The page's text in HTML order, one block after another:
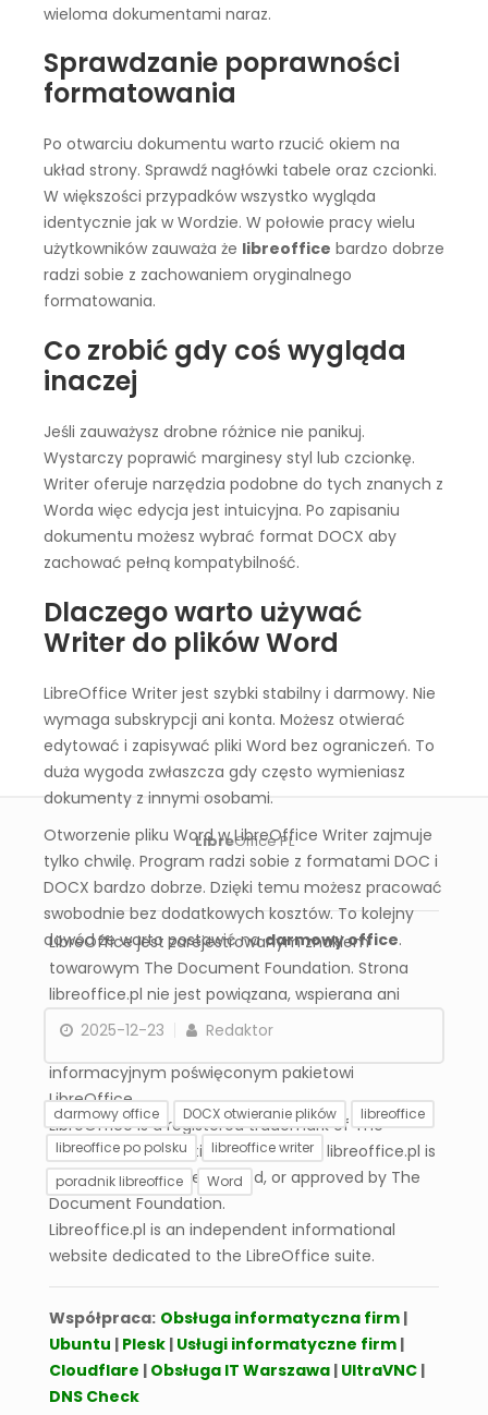
wieloma dokumentami naraz.
Sprawdzanie poprawności
formatowania
Po otwarciu dokumentu warto rzucić okiem na
układ strony. Sprawdź nagłówki tabele oraz czcionki.
W większości przypadków wszystko wygląda
identycznie jak w Wordzie. W połowie pracy wielu
użytkowników zauważa że libreoffice bardzo dobrze
radzi sobie z zachowaniem oryginalnego
formatowania.
Co zrobić gdy coś wygląda
inaczej
Jeśli zauważysz drobne różnice nie panikuj.
Wystarczy poprawić marginesy styl lub czcionkę.
Writer oferuje narzędzia podobne do tych znanych z
Worda więc edycja jest intuicyjna. Po zapisaniu
dokumentu możesz wybrać format DOCX aby
zachować pełną kompatybilność.
Dlaczego warto używać
Writer do plików Word
LibreOffice Writer jest szybki stabilny i darmowy. Nie
wymaga subskrypcji ani konta. Możesz otwierać
edytować i zapisywać pliki Word bez ograniczeń. To
duża wygoda zwłaszcza gdy często wymieniasz
dokumenty z innymi osobami.
Otworzenie pliku Word w LibreOffice Writer zajmuje
tylko chwilę. Program radzi sobie z formatami DOC i
DOCX bardzo dobrze. Dzięki temu możesz pracować
swobodnie bez dodatkowych kosztów. To kolejny
dowód że warto postawić nadarmowy office.
2025-12-23 Redaktor
darmowy office DOCX otwieranie plików
libreoffice
libreoffice po polsku
libreoffice writer
poradnik libreoffice
Word
Jak zapisać dokument
Jak wstawić nową
LibreOffice PL
LibreOffice jest zarejestrowanym znakiem
towarowym The Document Foundation. Strona
libreoffice.pl nie jest powiązana, wspierana ani
zatwierdzona przez The Document Foundation.
informacyjnym poświęconym pakietowi
LibreOffice.
LibreOffice is a registered trademark of The
Document Foundation. The website libreoffice.pl is
not affiliated with, endorsed, or approved by The
Document Foundation.
Libreoffice.pl is an independent informational
website dedicated to the LibreOffice suite.
Współpraca: Obsługa informatyczna firm |
Ubuntu | Plesk | Usługi informatyczne firm |
Cloudflare | Obsługa IT Warszawa | UltraVNC |
DNS Check